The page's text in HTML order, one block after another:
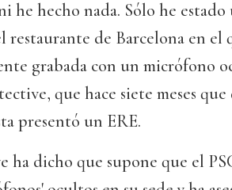
he hecho nada. Sólo he
restaurante de Barcelona en
grabada con un micrófono
que hace siete meses
presentó un ERE.
ha dicho que supone que el